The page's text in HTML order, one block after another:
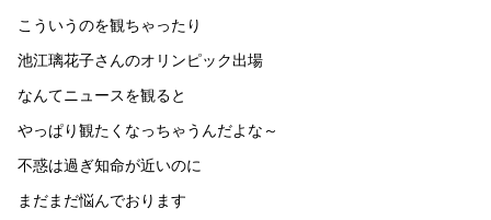
こういうのを観ちゃったり
池江璃花子さんのオリンピック出場
なんてニュースを観ると
やっぱり観たくなっちゃうんだよな～
不惑は過ぎ知命が近いのに
まだまだ悩んでおります